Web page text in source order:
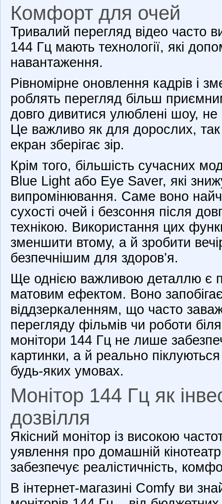
Комфорт для очей
Тривалий перегляд відео часто
144 Гц мають технології, які
навантаження.
Рівномірне оновлення кадрів і
роблять перегляд більш
довго дивитися улюблені шоу,
Це важливо як для дорослих, так
екран зберігає зір.
Крім того, більшість сучасних
Blue Light або Eye Saver, які
випромінювання. Саме воно
сухості очей і безсоння після
технікою. Використання цих
зменшити втому, а й зробити
безпечнішим для здоров’я.
Ще однією важливою деталлю є
матовим ефектом. Воно
віддзеркаленням, що часто
перегляду фільмів чи роботи
монітори 144 Гц не лише
картинки, а й реально
будь-яких умовах.
Монітор 144 Гц як
дозвілля
Якісний монітор із високою
уявлення про домашній
забезпечує реалістичність,
В інтернет-магазині Comfy ви